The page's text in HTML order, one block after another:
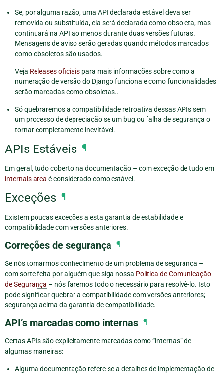
Se, por alguma razão, uma API declarada estável deva ser
removida ou substituída, ela será declarada como obsoleta, mas
continuará na API ao menos durante duas versões futuras.
Mensagens de aviso serão geradas quando métodos marcados
como obsoletos são usados.
Veja Releases oficiais para mais informações sobre como a
numeração de versão do Django funciona e como funcionalidades
serão marcadas como obsoletas..
Só quebraremos a compatibilidade retroativa dessas APIs sem
um processo de depreciação se um bug ou falha de segurança o
tornar completamente inevitável.
APIs Estáveis ¶
Em geral, tudo coberto na documentação – com exceção de tudo em
internals area é considerado como estável.
Exceções ¶
Existem poucas exceções a esta garantia de estabilidade e
compatibilidade com versões anteriores.
Correções de segurança ¶
Se nós tomarmos conhecimento de um problema de segurança –
com sorte feita por alguém que siga nossa Política de Comunicação
de Segurança – nós faremos todo o necessário para resolvê-lo. Isto
pode significar quebrar a compatibilidade com versões anteriores;
segurança acima da garantia de compatibilidade.
API’s marcadas como internas ¶
Certas APIs são explicitamente marcadas como “internas” de
algumas maneiras:
Alguma documentação refere-se a detalhes de implementação de